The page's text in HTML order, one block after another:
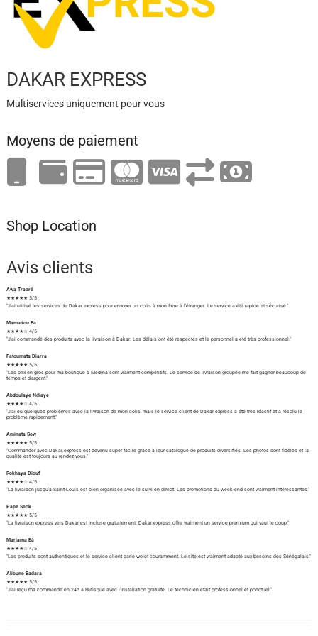
DAKAR EXPRESS
Multiservices uniquement pour vous
Moyens de paiement
Shop Location
Avis clients
Awa Traoré
★★★★★ 5/5
"J'ai utilisé les services de Dakar.express pour envoyer un colis à mon frère à l'étranger. Le service a été rapide et sécurisé."
Mamadou Ba
★★★★☆ 4/5
"J'ai commandé des produits avec la livraison à Dakar. Les délais ont été respectés et le personnel a été très professionnel."
Fatoumata Diarra
★★★★★ 5/5
"Les prix en gros pour ma boutique à Médina sont vraiment compétitifs. Le service de livraison groupée me fait gagner beaucoup de
temps et d'argent."
Abdoulaye Ndiaye
★★★★☆ 4/5
"J'ai eu quelques problèmes avec la livraison de mon colis, mais le service client de Dakar.express a été très réactif et a résolu le
problème rapidement."
Aminata Sow
★★★★★ 5/5
"Commander avec Dakar.express est devenu super facile grâce à leur catalogue de produits diversifiés. Les photos sont fidèles et la
qualité est toujours au rendez-vous."
Rokhaya Diouf
★★★★☆ 4/5
"La livraison jusqu'à Saint-Louis est bien organisée avec le suivi en direct. Les promotions du week-end sont vraiment intéressantes."
Pape Seck
★★★★★ 5/5
"La livraison express vers Dakar est incluse gratuitement. Dakar.express offre vraiment un service premium qui vaut le coup."
Mariama Bâ
★★★★☆ 4/5
"Les produits sont authentiques et le service client parle wolof couramment. Le site est vraiment adapté aux besoins des Sénégalais."
Alioune Badara
★★★★★ 5/5
"J'ai reçu ma commande en 24h à Rufisque avec l'installation gratuite. Le technicien était professionnel et ponctuel."